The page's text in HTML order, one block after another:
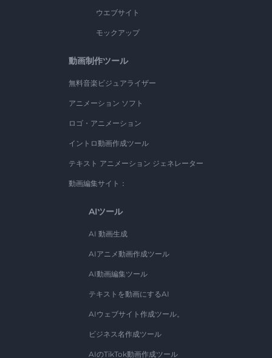
ウエブサイト
モックアップ
動画制作ツール
無料音楽ビジュアライザー
アニメーション ソフト
ロゴ・アニメーション
イントロ動画作成ツール
テキスト アニメーション ジェネレーター
動画編集サイト：
AIツール
AI 動画生成
AIアニメ動画作成ツール
AI動画編集ツール
テキストを動画にするAI
AIウェブサイト作成ツール。
ビジネス名作成ツール
AIのTikTok動画作成ツール